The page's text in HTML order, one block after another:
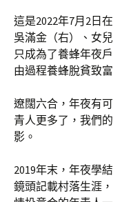
這是2022年7月2日
吳滿金（右）、女
只成為了養蜂年夜
由過程養蜂脫貧致富
遼闊六合，年夜有
青人更多了，我們
影。
2019年末，年夜學
鏡頭記載村落生涯